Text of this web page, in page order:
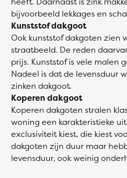
bijvoorbeeld lekkages en
Kunststof dakgoot
Ook kunststof dakgoten zien
straatbeeld. De reden
prijs. Kunststof is vele malen
Nadeel is dat de levensduur
zinken dakgoot.
Koperen dakgoot
Koperen dakgoten stralen
woning een karakteristieke
exclusiviteit kiest, die kiest
dakgoten zijn duur maar
levensduur, ook weinig